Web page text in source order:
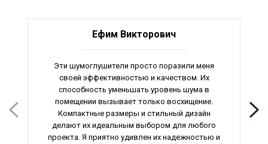
Ефим Викторович
Эти шумоглушители просто поразили меня
своей эффективностью и качеством. Их
способность уменьшать уровень шума в
помещении вызывает только восхищение.
Компактные размеры и стильный дизайн
делают их идеальным выбором для любого
проекта. Я приятно удивлен их надежностью и